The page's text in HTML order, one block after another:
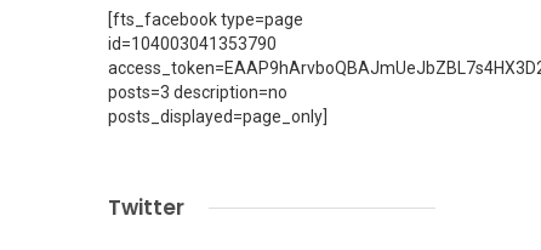
[fts_facebook type=page
id=104003041353790
posts=3 description=no
posts_displayed=page_only]
Twitter